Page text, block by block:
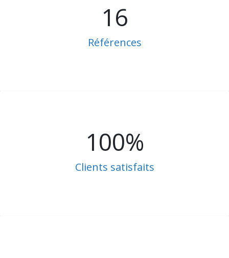
16
Références
100%
Clients satisfaits